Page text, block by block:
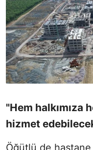
"Hem halkımıza
hizmet
Öğütlü de